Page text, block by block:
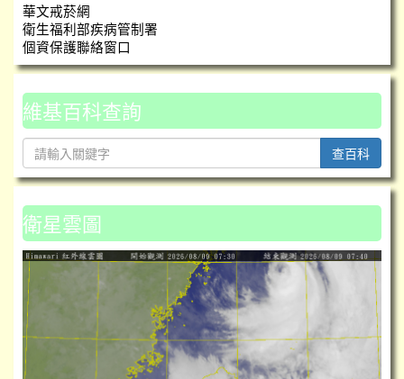
華文戒菸網
衛生福利部疾病管制署
個資保護聯絡窗口
維基百科查詢
查百科
衛星雲圖